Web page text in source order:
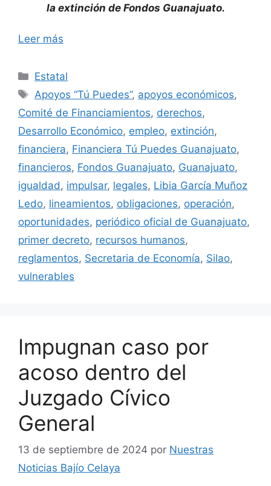
la extinción de Fondos Guanajuato.
Leer más
Categorías
Estatal
Etiquetas
Apoyos “Tú Puedes”, apoyos económicos,
Comité de Financiamientos, derechos,
Desarrollo Económico, empleo, extinción,
financiera, Financiera Tú Puedes Guanajuato,
financieros, Fondos Guanajuato, Guanajuato,
igualdad , impulsar, legales, Libia García Muñoz
Ledo, lineamientos, obligaciones, operación,
oportunidades, periódico oficial de Guanajuato,
primer decreto, recursos humanos,
reglamentos, Secretaria de Economía, Silao,
vulnerables
Impugnan caso por
acoso dentro del
Juzgado Cívico
General
13 de septiembre de 2024 por Nuestras
Noticias Bajío Celaya